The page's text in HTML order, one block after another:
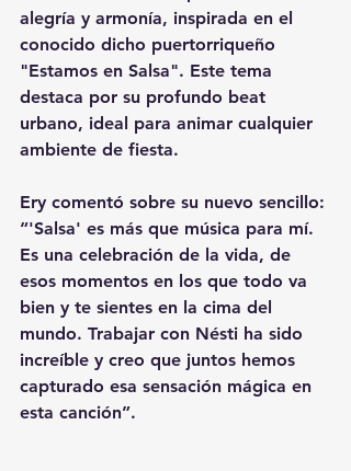
alegría y armonía, inspirada en el
conocido dicho puertorriqueño
"Estamos en Salsa". Este tema
destaca por su profundo beat
urbano, ideal para animar cualquier
ambiente de fiesta.
Ery comentó sobre su nuevo sencillo:
“'Salsa' es más que música para mí.
Es una celebración de la vida, de
esos momentos en los que todo va
bien y te sientes en la cima del
mundo. Trabajar con Nésti ha sido
increíble y creo que juntos hemos
capturado esa sensación mágica en
esta canción”.